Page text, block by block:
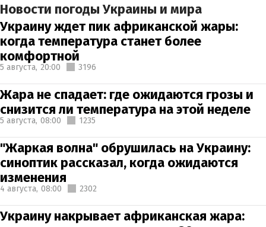
Новости погоды Украины и мира
Украину ждет пик африканской жары:
когда температура станет более
комфортной
5 августа, 20:00 3196
Жара не спадает: где ожидаются грозы и
снизится ли температура на этой неделе
5 августа, 08:00 1235
"Жаркая волна" обрушилась на Украину:
синоптик рассказал, когда ожидаются
изменения
4 августа, 08:00 2302
Украину накрывает африканская жара: